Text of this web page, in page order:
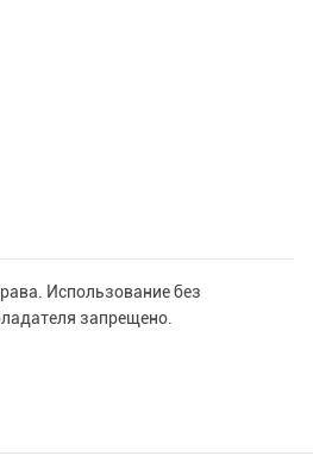
Использование без
запрещено.